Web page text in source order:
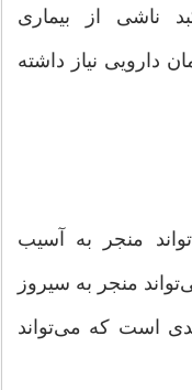
ناشی از بیماری
دارویی نیاز داشته
منجر به آسیب
منجر به سیروز
است که می‌تواند